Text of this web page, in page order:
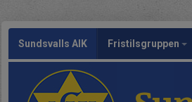
Sundsvalls AIK Fristilsgruppen